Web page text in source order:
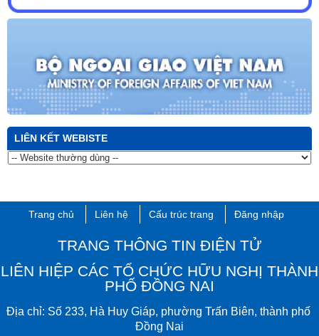
LIÊN KẾT WEBISTE
Trang chủ Liên hệ Cấu trúc trang Đăng nhập
TRANG THÔNG TIN ĐIỆN TỬ
LIÊN HIỆP CÁC TỔ CHỨC HỮU NGHỊ THÀNH
PHỐ ĐỒNG NAI
Địa chỉ: Số 233, Hà Huy Giáp, phường Trấn Biên​, thành phố ​
Đồng Nai